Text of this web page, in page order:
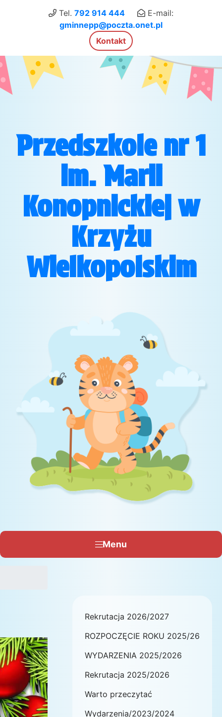
Tel. 792 914 444
E-mail:
gminnepp@poczta.onet.pl
Kontakt
Przedszkole nr 1
im. Marii
Konopnickiej w
Krzyżu
Wielkopolskim
Menu
Rekrutacja 2026/2027
ROZPOCZĘCIE ROKU 2025/26
WYDARZENIA 2025/2026
Rekrutacja 2025/2026
Warto przeczytać
Wydarzenia/2023/2024